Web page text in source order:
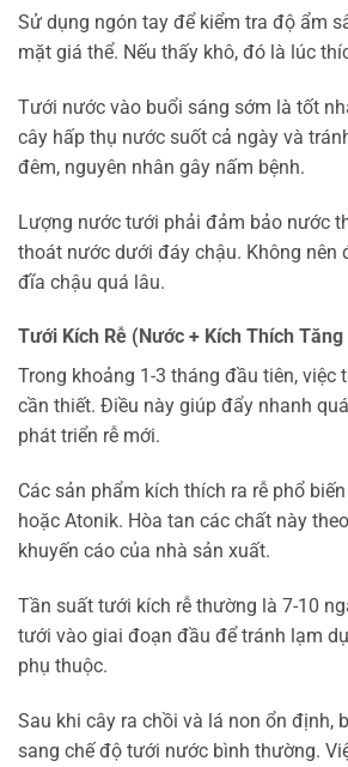
Sử dụng ngón tay để kiểm tra độ ẩm
mặt giá thể. Nếu thấy khô, đó là lúc
Tưới nước vào buổi sáng sớm là tốt
cây hấp thụ nước suốt cả ngày và
đêm, nguyên nhân gây nấm bệnh.
Lượng nước tưới phải đảm bảo nước
thoát nước dưới đáy chậu. Không nên
đĩa chậu quá lâu.
Tưới Kích Rễ (Nước + Kích Thích
Trong khoảng 1-3 tháng đầu tiên, việc
cần thiết. Điều này giúp đẩy nhanh
phát triển rễ mới.
Các sản phẩm kích thích ra rễ phổ
hoặc Atonik. Hòa tan các chất này
khuyến cáo của nhà sản xuất.
Tần suất tưới kích rễ thường là 7-10
tưới vào giai đoạn đầu để tránh lạm
phụ thuộc.
Sau khi cây ra chồi và lá non ổn định,
sang chế độ tưới nước bình thường.